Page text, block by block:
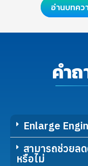
อ่านบทค
คำ
Enlarge
สามารถช่วยล
หรือไม่